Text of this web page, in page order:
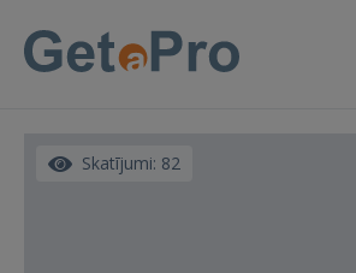
Skatījumi: 82